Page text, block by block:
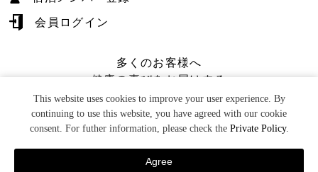
会員ログイン
多くのお客様へ
健康の喜びをお届けする
©U-TOPIA Co.
(株)湯―とぴあ
This website uses cookies to improve your user experience. By
continuing to use this website, you have agreed with our cookie
consent. For futher information, please check the Private Policy.
Agree